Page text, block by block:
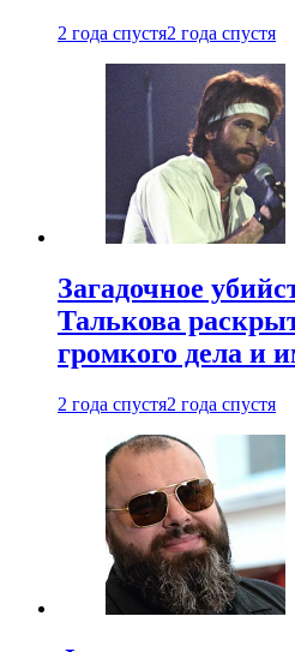
2 года спустя2 года спустя
Загадочное
Талькова
громкого дела и
2 года спустя2 года спустя